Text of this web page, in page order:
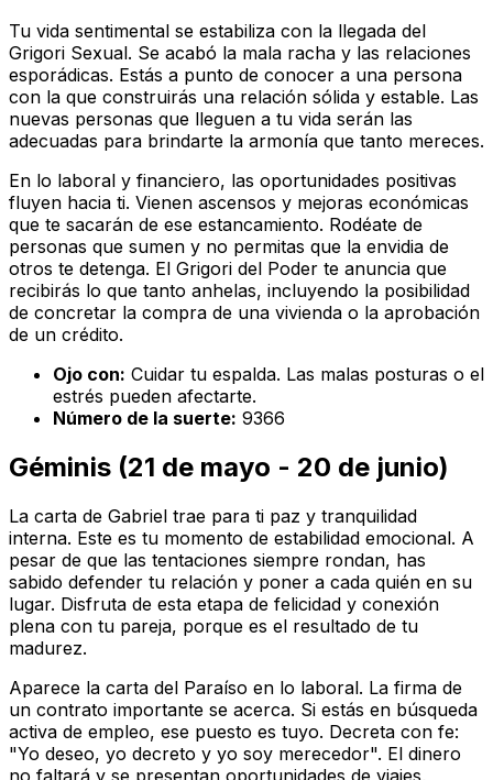
Tu vida sentimental se estabiliza con la llegada del
Grigori Sexual. Se acabó la mala racha y las relaciones
esporádicas. Estás a punto de conocer a una persona
con la que construirás una relación sólida y estable. Las
nuevas personas que lleguen a tu vida serán las
adecuadas para brindarte la armonía que tanto mereces.
En lo laboral y financiero, las oportunidades positivas
fluyen hacia ti. Vienen ascensos y mejoras económicas
que te sacarán de ese estancamiento. Rodéate de
personas que sumen y no permitas que la envidia de
otros te detenga. El Grigori del Poder te anuncia que
recibirás lo que tanto anhelas, incluyendo la posibilidad
de concretar la compra de una vivienda o la aprobación
de un crédito.
Ojo con: Cuidar tu espalda. Las malas posturas o el
estrés pueden afectarte.
Número de la suerte: 9366
Géminis (21 de mayo - 20 de junio)
La carta de Gabriel trae para ti paz y tranquilidad
interna. Este es tu momento de estabilidad emocional. A
pesar de que las tentaciones siempre rondan, has
sabido defender tu relación y poner a cada quién en su
lugar. Disfruta de esta etapa de felicidad y conexión
plena con tu pareja, porque es el resultado de tu
madurez.
Aparece la carta del Paraíso en lo laboral. La firma de
un contrato importante se acerca. Si estás en búsqueda
activa de empleo, ese puesto es tuyo. Decreta con fe:
"Yo deseo, yo decreto y yo soy merecedor". El dinero